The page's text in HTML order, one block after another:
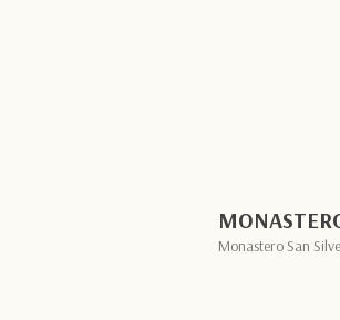
Monastero San